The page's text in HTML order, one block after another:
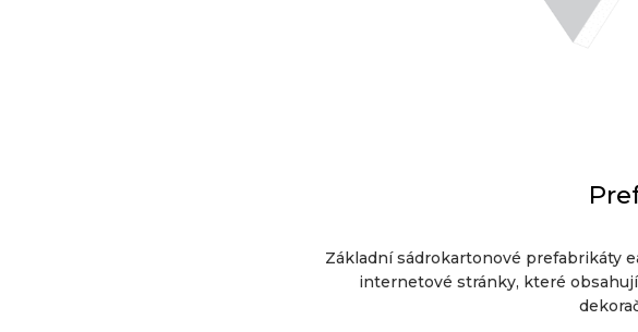
Základní sádrokartonové prefabrikáty
internetové stránky, které